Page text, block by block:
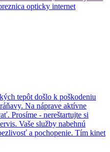
opticky internet
tepôt došlo k poškodeniu
Na náprave aktívne
Prosíme - nereštartujte si
Vaše služby nabehnú
a pochopenie. Tím kinet